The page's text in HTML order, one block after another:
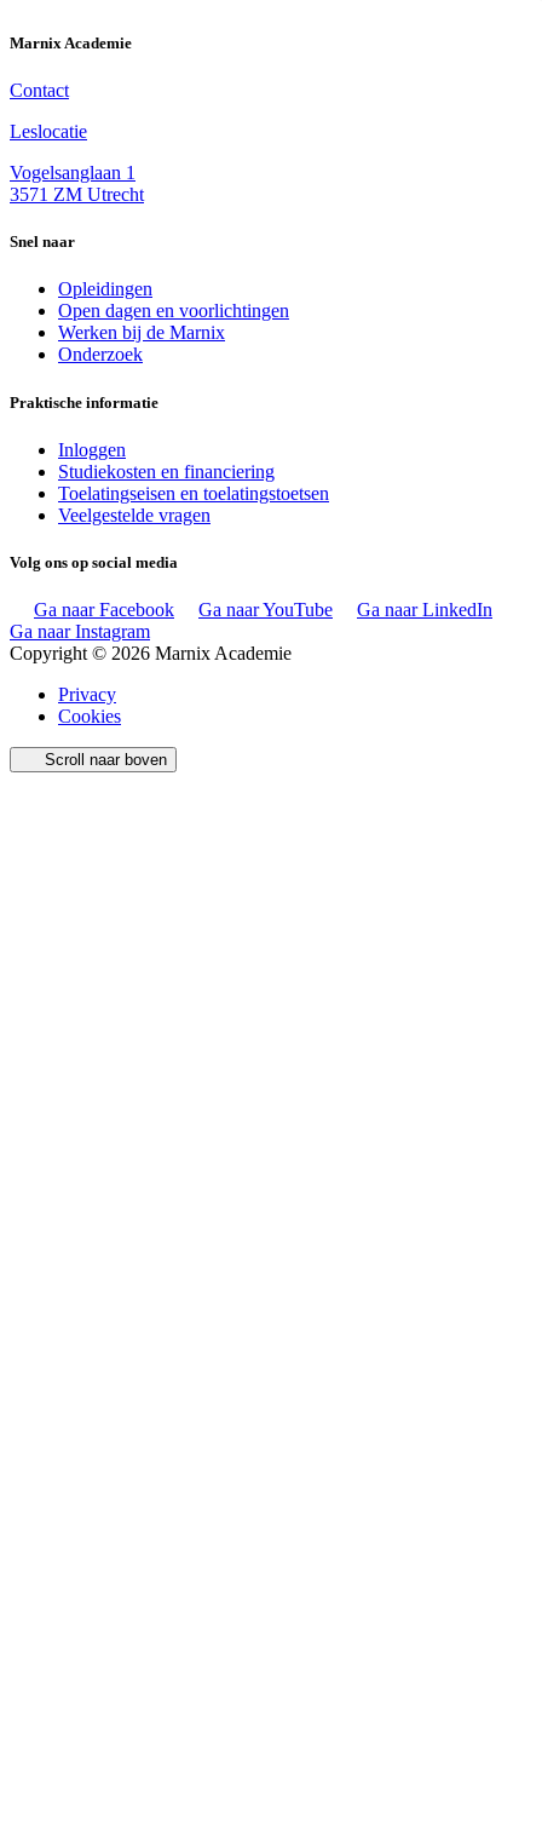
Marnix Academie
Contact
Leslocatie
Vogelsanglaan 1
3571 ZM Utrecht
Snel naar
Opleidingen
Open dagen en voorlichtingen
Werken bij de Marnix
Onderzoek
Praktische informatie
Inloggen
Studiekosten en financiering
Toelatingseisen en toelatingstoetsen
Veelgestelde vragen
Volg ons op social media
Ga naar Facebook Ga naar YouTube
Ga naar LinkedIn
Ga naar Instagram
Copyright © 2026 Marnix Academie
Privacy
Cookies
Scroll naar boven